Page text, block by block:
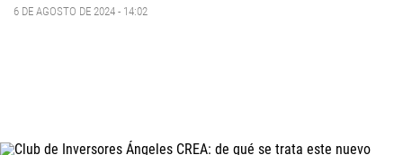
6 DE AGOSTO DE 2024 - 14:02